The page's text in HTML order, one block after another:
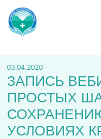
03.04.2020
ЗАПИСЬ
ПРОСТЫХ
УСЛОВИЯХ